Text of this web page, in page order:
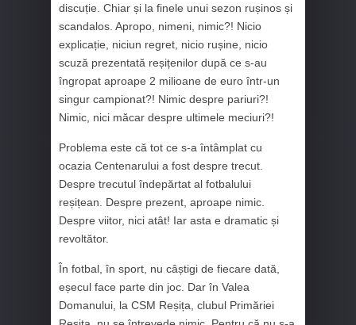
discuție. Chiar și la finele unui sezon rușinos și
scandalos. Apropo, nimeni, nimic?! Nicio
explicație, niciun regret, nicio rușine, nicio
scuză prezentată reșițenilor după ce s-au
îngropat aproape 2 milioane de euro într-un
singur campionat?! Nimic despre pariuri?!
Nimic, nici măcar despre ultimele meciuri?!
Problema este că tot ce s-a întâmplat cu
ocazia Centenarului a fost despre trecut.
Despre trecutul îndepărtat al fotbalului
reșițean. Despre prezent, aproape nimic.
Despre viitor, nici atât! Iar asta e dramatic și
revoltător.
În fotbal, în sport, nu câștigi de fiecare dată,
eșecul face parte din joc. Dar în Valea
Domanului, la CSM Reșița, clubul Primăriei